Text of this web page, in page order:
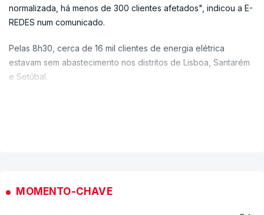
normalizada, há menos de 300 clientes afetados", indicou a E-
REDES num comunicado.
Pelas 8h30, cerca de 16 mil clientes de energia elétrica
estavam sem abastecimento nos distritos de Lisboa, Santarém
e Setúbal.
Em comunicado, a ANEPC refere que o balanço diz respeito às
MOMENTO-CHAVE